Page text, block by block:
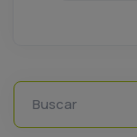
Buscar